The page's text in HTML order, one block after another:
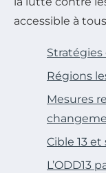
accessible à
Stratégies
Régions
Mesures
Cible 13
L’ODD13